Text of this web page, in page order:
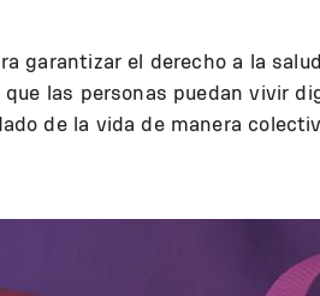
garantizar el derecho a la
las personas puedan vivir
de la vida de manera